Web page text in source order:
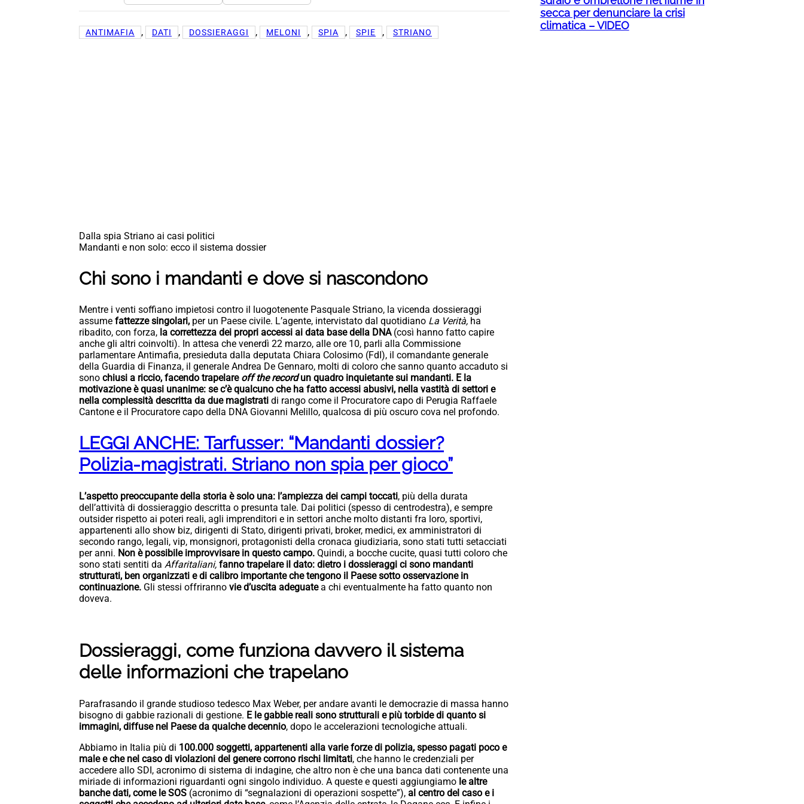
ANTIMAFIA , DATI , DOSSIERAGGI , MELONI , SPIA , SPIE , STRIANO
Dalla spia Striano ai casi politici
Mandanti e non solo: ecco il sistema dossier
Chi sono i mandanti e dove si nascondono
Mentre i venti soffiano impietosi contro il luogotenente Pasquale Striano, la vicenda dossieraggi
assume fattezze singolari, per un Paese civile. L’agente, intervistato dal quotidiano La Verità, ha
ribadito, con forza, la correttezza dei propri accessi ai data base della DNA(così hanno fatto capire
anche gli altri coinvolti). In attesa che venerdì 22 marzo, alle ore 10, parli alla Commissione
parlamentare Antimafia, presieduta dalla deputata Chiara Colosimo (FdI), il comandante generale
della Guardia di Finanza, il generale Andrea De Gennaro, molti di coloro che sanno quanto accaduto si
sono chiusi a riccio, facendo trapelare off the recordun quadro inquietante sui mandanti. E la
motivazione è quasi unanime: se c’è qualcuno che ha fatto accessi abusivi, nella vastità di settori e
nella complessità descritta da due magistrati di rango come il Procuratore capo di Perugia Raffaele
Cantone e il Procuratore capo della DNA Giovanni Melillo, qualcosa di più oscuro cova nel profondo.
LEGGI ANCHE: Tarfusser: “Mandanti dossier?
Polizia-magistrati. Striano non spia per gioco”
L’aspetto preoccupante della storia è solo una: l’ampiezza dei campi toccati, più della durata
dell’attività di dossieraggio descritta o presunta tale. Dai politici (spesso di centrodestra), e sempre
outsider rispetto ai poteri reali, agli imprenditori e in settori anche molto distanti fra loro, sportivi,
appartenenti allo show biz, dirigenti di Stato, dirigenti privati, broker, medici, ex amministratori di
secondo rango, legali, vip, monsignori, protagonisti della cronaca giudiziaria, sono stati tutti setacciati
per anni. Non è possibile improvvisare in questo campo. Quindi, a bocche cucite, quasi tutti coloro che
sono stati sentiti da Affaritaliani, fanno trapelare il dato: dietro i dossieraggi ci sono mandanti
strutturati, ben organizzati e di calibro importante che tengono il Paese sotto osservazione in
continuazione. Gli stessi offriranno vie d’uscita adeguatea chi eventualmente ha fatto quanto non
doveva.
Dossieraggi, come funziona davvero il sistema
delle informazioni che trapelano
Parafrasando il grande studioso tedesco Max Weber, per andare avanti le democrazie di massa hanno
bisogno di gabbie razionali di gestione. E le gabbie reali sono strutturali e più torbide di quanto si
immagini, diffuse nel Paese da qualche decennio, dopo le accelerazioni tecnologiche attuali.
Abbiamo in Italia più di 100.000 soggetti, appartenenti alla varie forze di polizia, spesso pagati poco e
male e che nel caso di violazioni del genere corrono rischi limitati, che hanno le credenziali per
accedere allo SDI, acronimo di sistema di indagine, che altro non è che una banca dati contenente una
miriade di informazioni riguardanti ogni singolo individuo. A queste e questi aggiungiamo le altre
banche dati, come le SOS (acronimo di “segnalazioni di operazioni sospette”), al centro del caso e i
secca per denunciare la crisi
climatica – VIDEO